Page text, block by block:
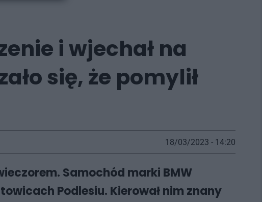
i wjechał na
się, że pomylił
18/03/2023 - 14:20
Samochód marki BMW
Podlesiu. Kierował nim znany